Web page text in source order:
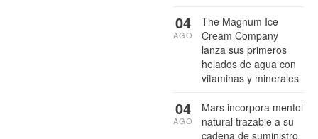
The Magnum Ice
Cream Company
lanza sus primeros
helados de agua con
vitaminas y minerales
04
AGO
Mars incorpora mentol
natural trazable a su
cadena de suministro
04
AGO